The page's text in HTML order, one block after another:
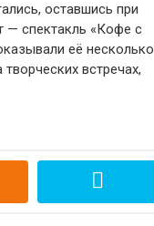
оставшись при
— спектакль «Кофе с
её несколько
встречах,